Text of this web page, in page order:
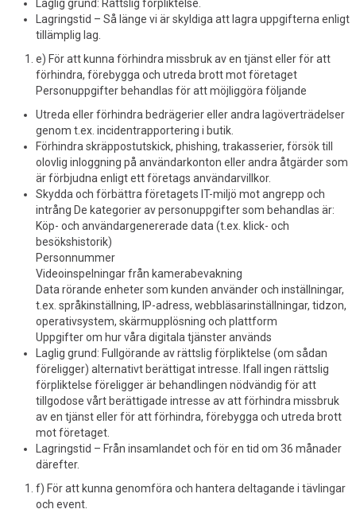
Laglig grund: Rättslig förpliktelse.
Lagringstid – Så länge vi är skyldiga att lagra uppgifterna enligt
tillämplig lag.
e) För att kunna förhindra missbruk av en tjänst eller för att
förhindra, förebygga och utreda brott mot företaget
Personuppgifter behandlas för att möjliggöra följande
Utreda eller förhindra bedrägerier eller andra lagöverträdelser
genom t.ex. incidentrapportering i butik.
Förhindra skräppostutskick, phishing, trakasserier, försök till
olovlig inloggning på användarkonton eller andra åtgärder som
är förbjudna enligt ett företags användarvillkor.
Skydda och förbättra företagets IT-miljö mot angrepp och
intrång De kategorier av personuppgifter som behandlas är:
Köp- och användargenererade data (t.ex. klick- och
besökshistorik)
Personnummer
Videoinspelningar från kamerabevakning
Data rörande enheter som kunden använder och inställningar,
t.ex. språkinställning, IP-adress, webbläsarinställningar, tidzon,
operativsystem, skärmupplösning och plattform
Uppgifter om hur våra digitala tjänster används
Laglig grund: Fullgörande av rättslig förpliktelse (om sådan
föreligger) alternativt berättigat intresse. Ifall ingen rättslig
förpliktelse föreligger är behandlingen nödvändig för att
tillgodose vårt berättigade intresse av att förhindra missbruk
av en tjänst eller för att förhindra, förebygga och utreda brott
mot företaget.
Lagringstid – Från insamlandet och för en tid om 36 månader
därefter.
f) För att kunna genomföra och hantera deltagande i tävlingar
och event.